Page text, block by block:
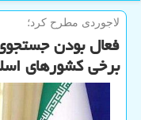
لاجوردی مطرح كرد؛
فعال بودن
برخی کشورهای